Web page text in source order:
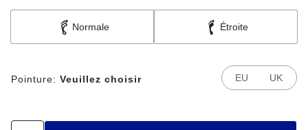
Normale Étroite
Pointure: Veuillez choisir EU UK